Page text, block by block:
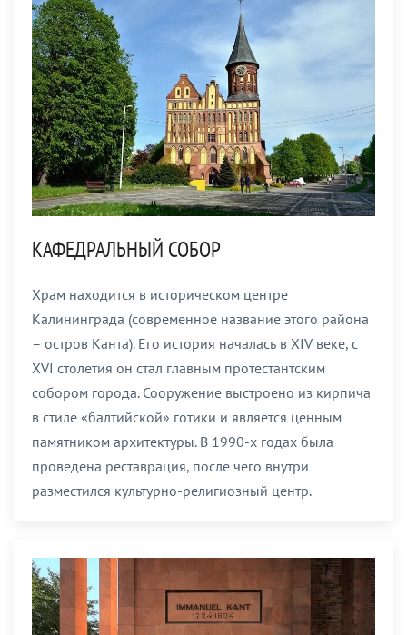
КАФЕДРАЛЬНЫЙ СОБОР
Храм находится в историческом центре
Калининграда (современное название этого района
– остров Канта). Его история началась в XIV веке, с
XVI столетия он стал главным протестантским
собором города. Сооружение выстроено из кирпича
в стиле «балтийской» готики и является ценным
памятником архитектуры. В 1990-х годах была
проведена реставрация, после чего внутри
разместился культурно-религиозный центр.